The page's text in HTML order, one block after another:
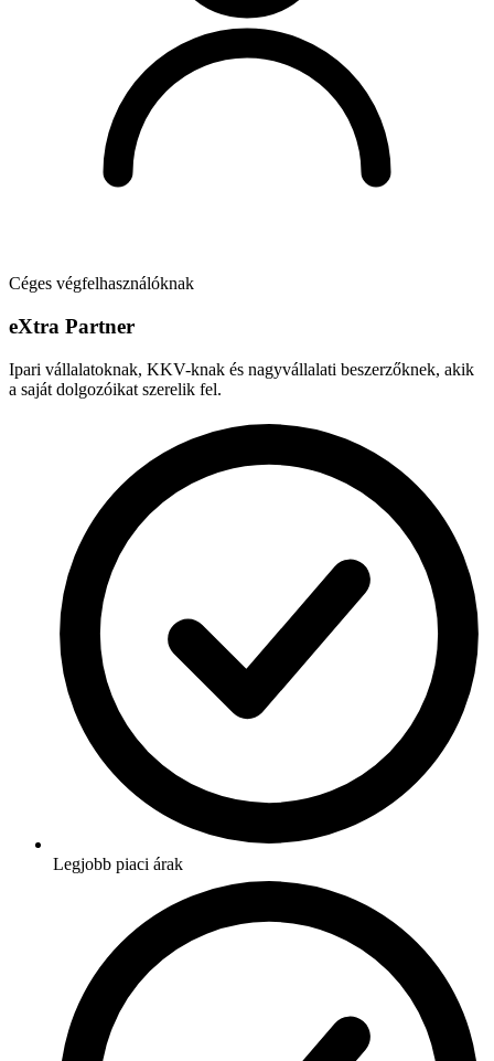
Céges végfelhasználóknak
eXtra Partner
Ipari vállalatoknak, KKV-knak és nagyvállalati beszerzőknek, akik
a saját dolgozóikat szerelik fel.
Legjobb piaci árak